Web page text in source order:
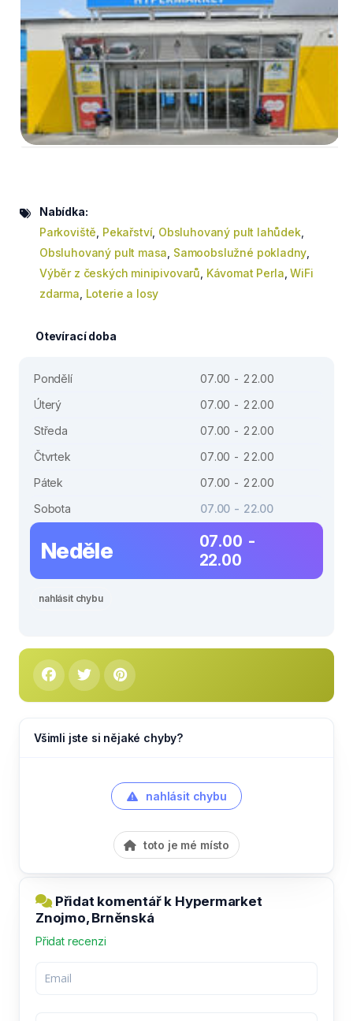
Nabídka:
Parkoviště Pekařství, Obsluhovaný pult lahůdek,
Obsluhovaný pult masa Samoobslužné pokladny
Výběr z českých minipivovarů Kávomat Perla ,WiFi
zdarma Loterie a losy
Otevírací doba
Pondělí
07.00 - 22.00
Úterý
07.00 - 22.00
Středa
07.00 - 22.00
Čtvrtek
07.00 - 22.00
Pátek
07.00 - 22.00
Sobota
07.00 - 22.00
Neděle
07.00 -
22.00
nahlásit chybu
Všimli jste si nějaké chyby?
nahlásit chybu
toto je mé místo
Přidat komentář k Hypermarket
Znojmo, Brněnská
Přidat recenzi